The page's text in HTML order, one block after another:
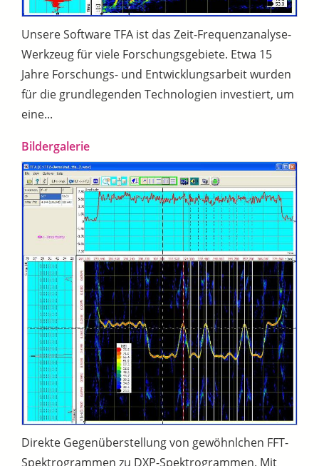
Unsere Software TFA ist das Zeit-Frequenzanalyse-
Werkzeug für viele Forschungsgebiete. Etwa 15
Jahre Forschungs- und Entwicklungsarbeit wurden
für die grundlegenden Technologien investiert, um
eine...
Bildergalerie
Direkte Gegenüberstellung von gewöhnlchen FFT-
Spektrogrammen zu DXP-Spektrogrammen. Mit